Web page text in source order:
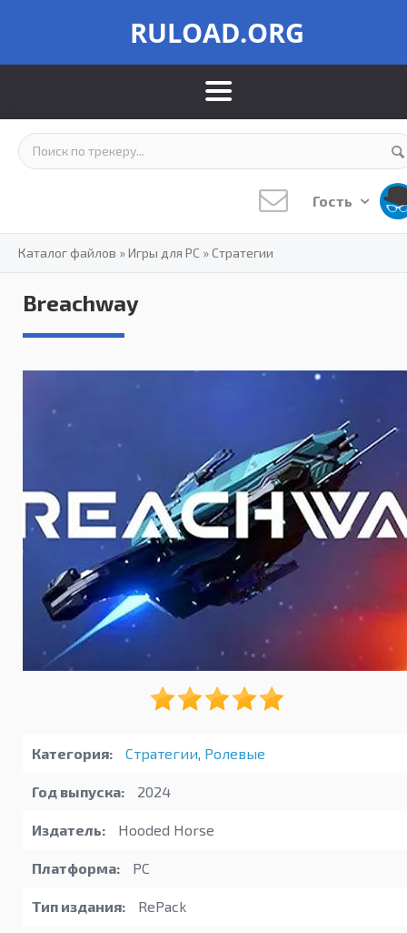
RULOAD.ORG
Гость
Каталог файлов »Игры для PC »Стратегии
Breachway
Категория: Стратегии, Ролевые
Год выпуска: 2024
Издатель: Hooded Horse
Платформа: PC
Тип издания: RePack